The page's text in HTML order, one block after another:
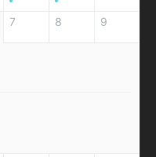
7 8 9